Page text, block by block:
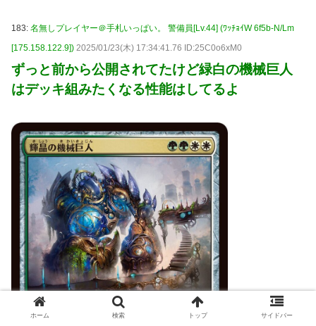
183: 名無しプレイヤー＠手札いっぱい。 警備員[Lv.44] (ﾜｯﾁｮｲW 6f5b-N/Lm
[175.158.122.9]) 2025/01/23(木) 17:34:41.76 ID:25C0o6xM0
ずっと前から公開されてたけど緑白の機械巨人
はデッキ組みたくなる性能はしてるよ
ホーム 検索 トップ サイドバー